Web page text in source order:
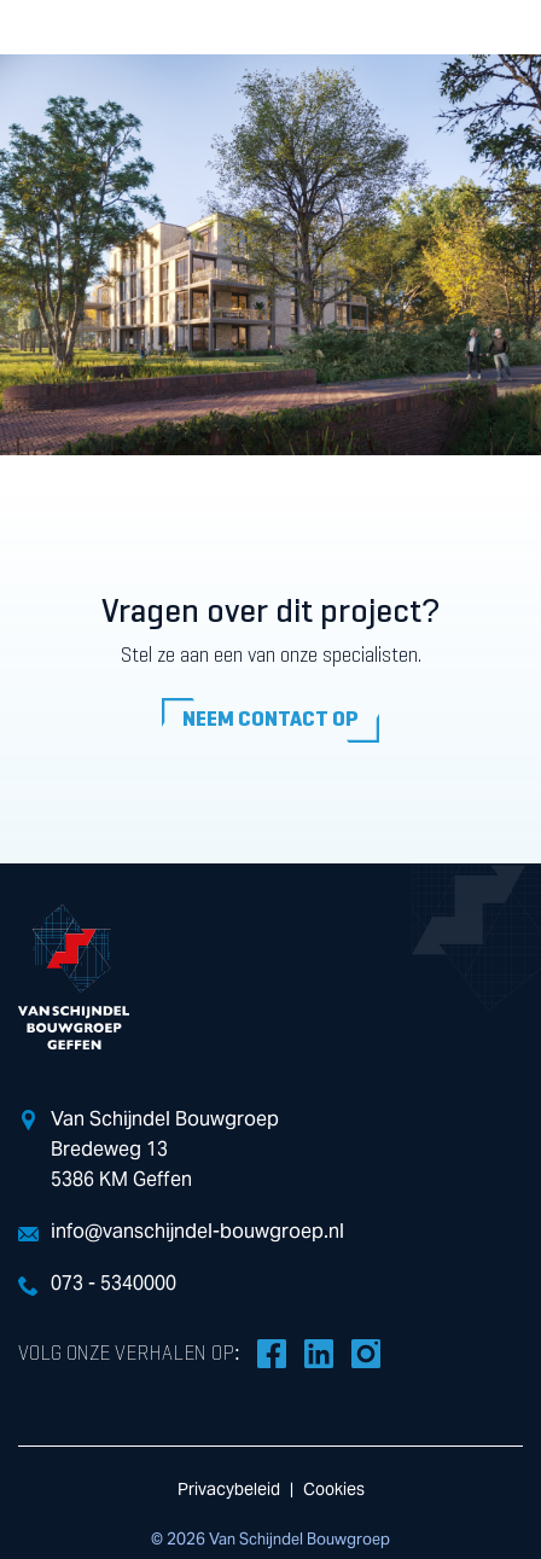
Vragen over dit project?
Stel ze aan een van onze specialisten.
NEEM CONTACT OP
NEEM CONTACT OP
Van Schijndel Bouwgroep
Bredeweg 13
5386 KM Geffen
info@vanschijndel-bouwgroep.nl
073 - 5340000
VOLG ONZE VERHALEN OP:
Privacybeleid Cookies
© 2026 Van Schijndel Bouwgroep